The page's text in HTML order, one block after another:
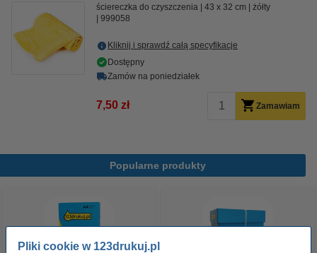
Pliki cookie w 123drukuj.pl
ściereczka do czyszczenia 43 x 32 cm
żółty
999058
Kliknij i sprawdź całą specyfikacje
Dostępny
Zamów na poniedziałek
7,50 zł Zamawiam
Popularne produkty